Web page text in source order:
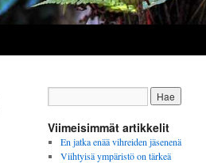
Viimeisimmät artikkelit
En jatka enää vihreiden jäsenenä
Viihtyisä ympäristö on tärkeä